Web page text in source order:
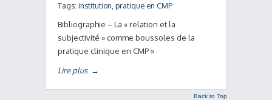
Tags: institution pratique en CMP
Bibliographie – La « relation et la
subjectivité » comme boussoles de la
pratique clinique en CMP »
Lire plus →
Back to Top